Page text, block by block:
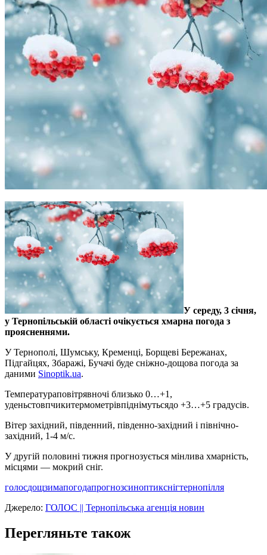
У середу, 3 січня,
у Тернопільській області очікується хмарна погода з
проясненнями.
У Тернополі, Шумську, Кременці, Борщеві Бережанах,
Підгайцях, Збаражі, Бучачі буде сніжно-дощова погода за
даними Sinoptik.ua.
Температураповітрявночі близько 0…+1,
уденьстовпчикитермометрівпіднімутьсядо +3…+5 градусів.
Вітер західний, південний, південно-західний і північно-
західний, 1-4 м/с.
У другій половині тижня прогнозується мінлива хмарність,
місцями — мокрий сніг.
голосдощзимапогодапрогнозсиноптикснігтернопілля
Джерело: ГОЛОС || Тернопільська агенція новин
Перегляньте також